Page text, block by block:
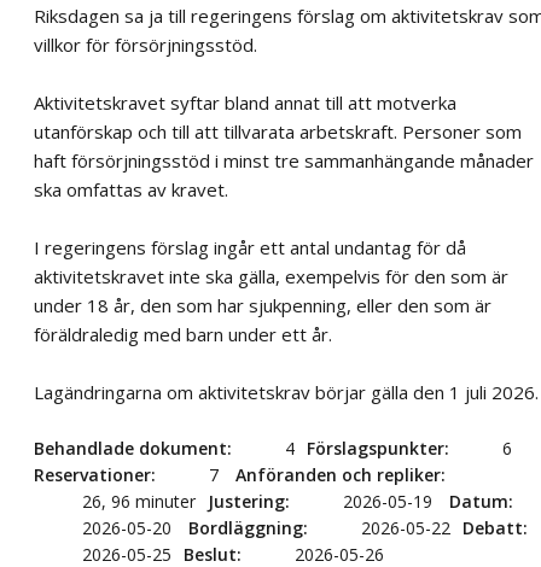
Riksdagen sa ja till regeringens förslag om aktivitetskrav
villkor för försörjningsstöd.
Aktivitetskravet syftar bland annat till att motverka
utanförskap och till att tillvarata arbetskraft. Personer som
haft försörjningsstöd i minst tre sammanhängande månader
ska omfattas av kravet.
I regeringens förslag ingår ett antal undantag för då
aktivitetskravet inte ska gälla, exempelvis för den som är
under 18 år, den som har sjukpenning, eller den som är
föräldraledig med barn under ett år.
Lagändringarna om aktivitetskrav börjar gälla den 1 juli 2026.
Behandlade dokument 4 Förslagspunkter
6
Reservationer
7
Anföranden och repliker
26, 96 minuter
Justering 2026-05-19
Datum
2026-05-20
Bordläggning 2026-05-22
Debatt
2026-05-25
Beslut 2026-05-26